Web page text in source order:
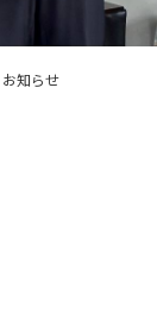
お知らせ